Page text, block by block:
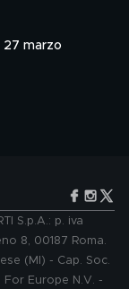
27 marzo
S.p.A.: p. iva
8, 00187 Roma.
(MI) - Cap. Soc.
Europe N.V. -